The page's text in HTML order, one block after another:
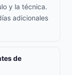
y la técnica.
adicionales
de